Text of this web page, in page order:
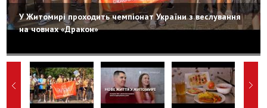
У Житомирі проходить чемпіонат України з веслування
на човнах «Дракон»